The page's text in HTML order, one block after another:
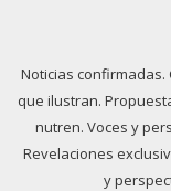
Noticias confirmadas.
que ilustran.
nutren. Voces y
Revelaciones
y